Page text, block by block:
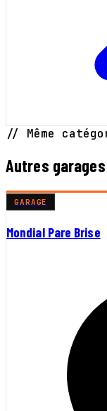
// Même
Autres
GARAGE
Mondial Pare Brise